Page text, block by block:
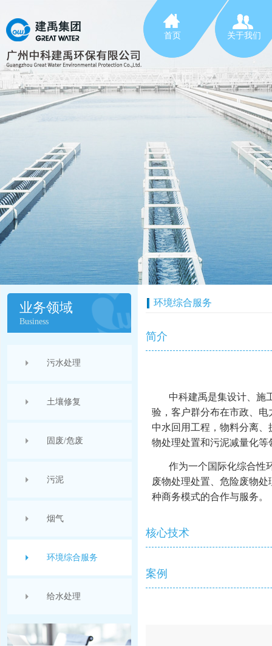
首页 关于我们
业务领域
Business
污水处理
土壤修复
固废/危废
污泥
烟气
环境综合服务
给水处理
环境综合服务
简介
中科建禹是集设计、施
验，客户群分布在市政、
中水回用工程，物料分离
物处理处置和污泥减量化
作为一个国际化综合性
废物处理处置、危险废物
种商务模式的合作与服务。
核心技术
案例